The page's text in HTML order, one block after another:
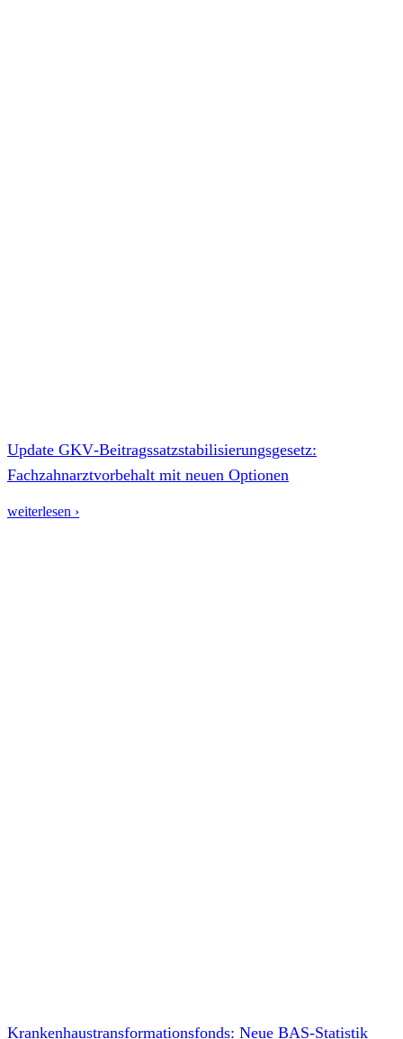
Update GKV‑Beitragssatzstabilisierungsgesetz:
Fachzahnarztvorbehalt mit neuen Optionen
weiterlesen ›
Krankenhaustransformationsfonds: Neue BAS-Statistik